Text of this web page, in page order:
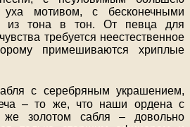
мотивом, с бесконечными
из тона в тон. От певца для
требуется неестественное
примешиваются хриплые
с серебряным украшением,
– то же, что наши ордена с
же золотом сабля – довольно